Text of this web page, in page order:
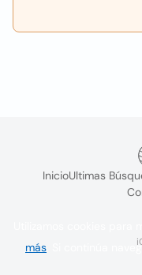
InicioUltimas
más . Si continúa